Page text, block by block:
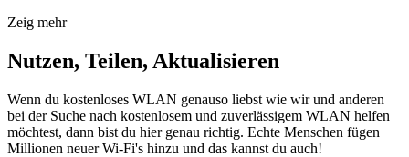
Zeig mehr
Nutzen, Teilen, Aktualisieren
Wenn du kostenloses WLAN genauso liebst wie wir und anderen
bei der Suche nach kostenlosem und zuverlässigem WLAN helfen
möchtest, dann bist du hier genau richtig. Echte Menschen fügen
Millionen neuer Wi-Fi's hinzu und das kannst du auch!